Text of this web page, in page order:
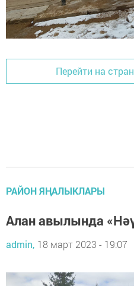
Перейти на
РАЙОН ЯҢАЛЫКЛАРЫ
Алан авылында
admin, 18 март 2023 - 19:07